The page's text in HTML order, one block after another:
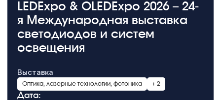
LEDExpo & OLEDExpo 2026 – 24-
я Международная выставка
светодиодов и систем
освещения
Выставка
Оптика, лазерные технологии, фотоника + 2
Дата: